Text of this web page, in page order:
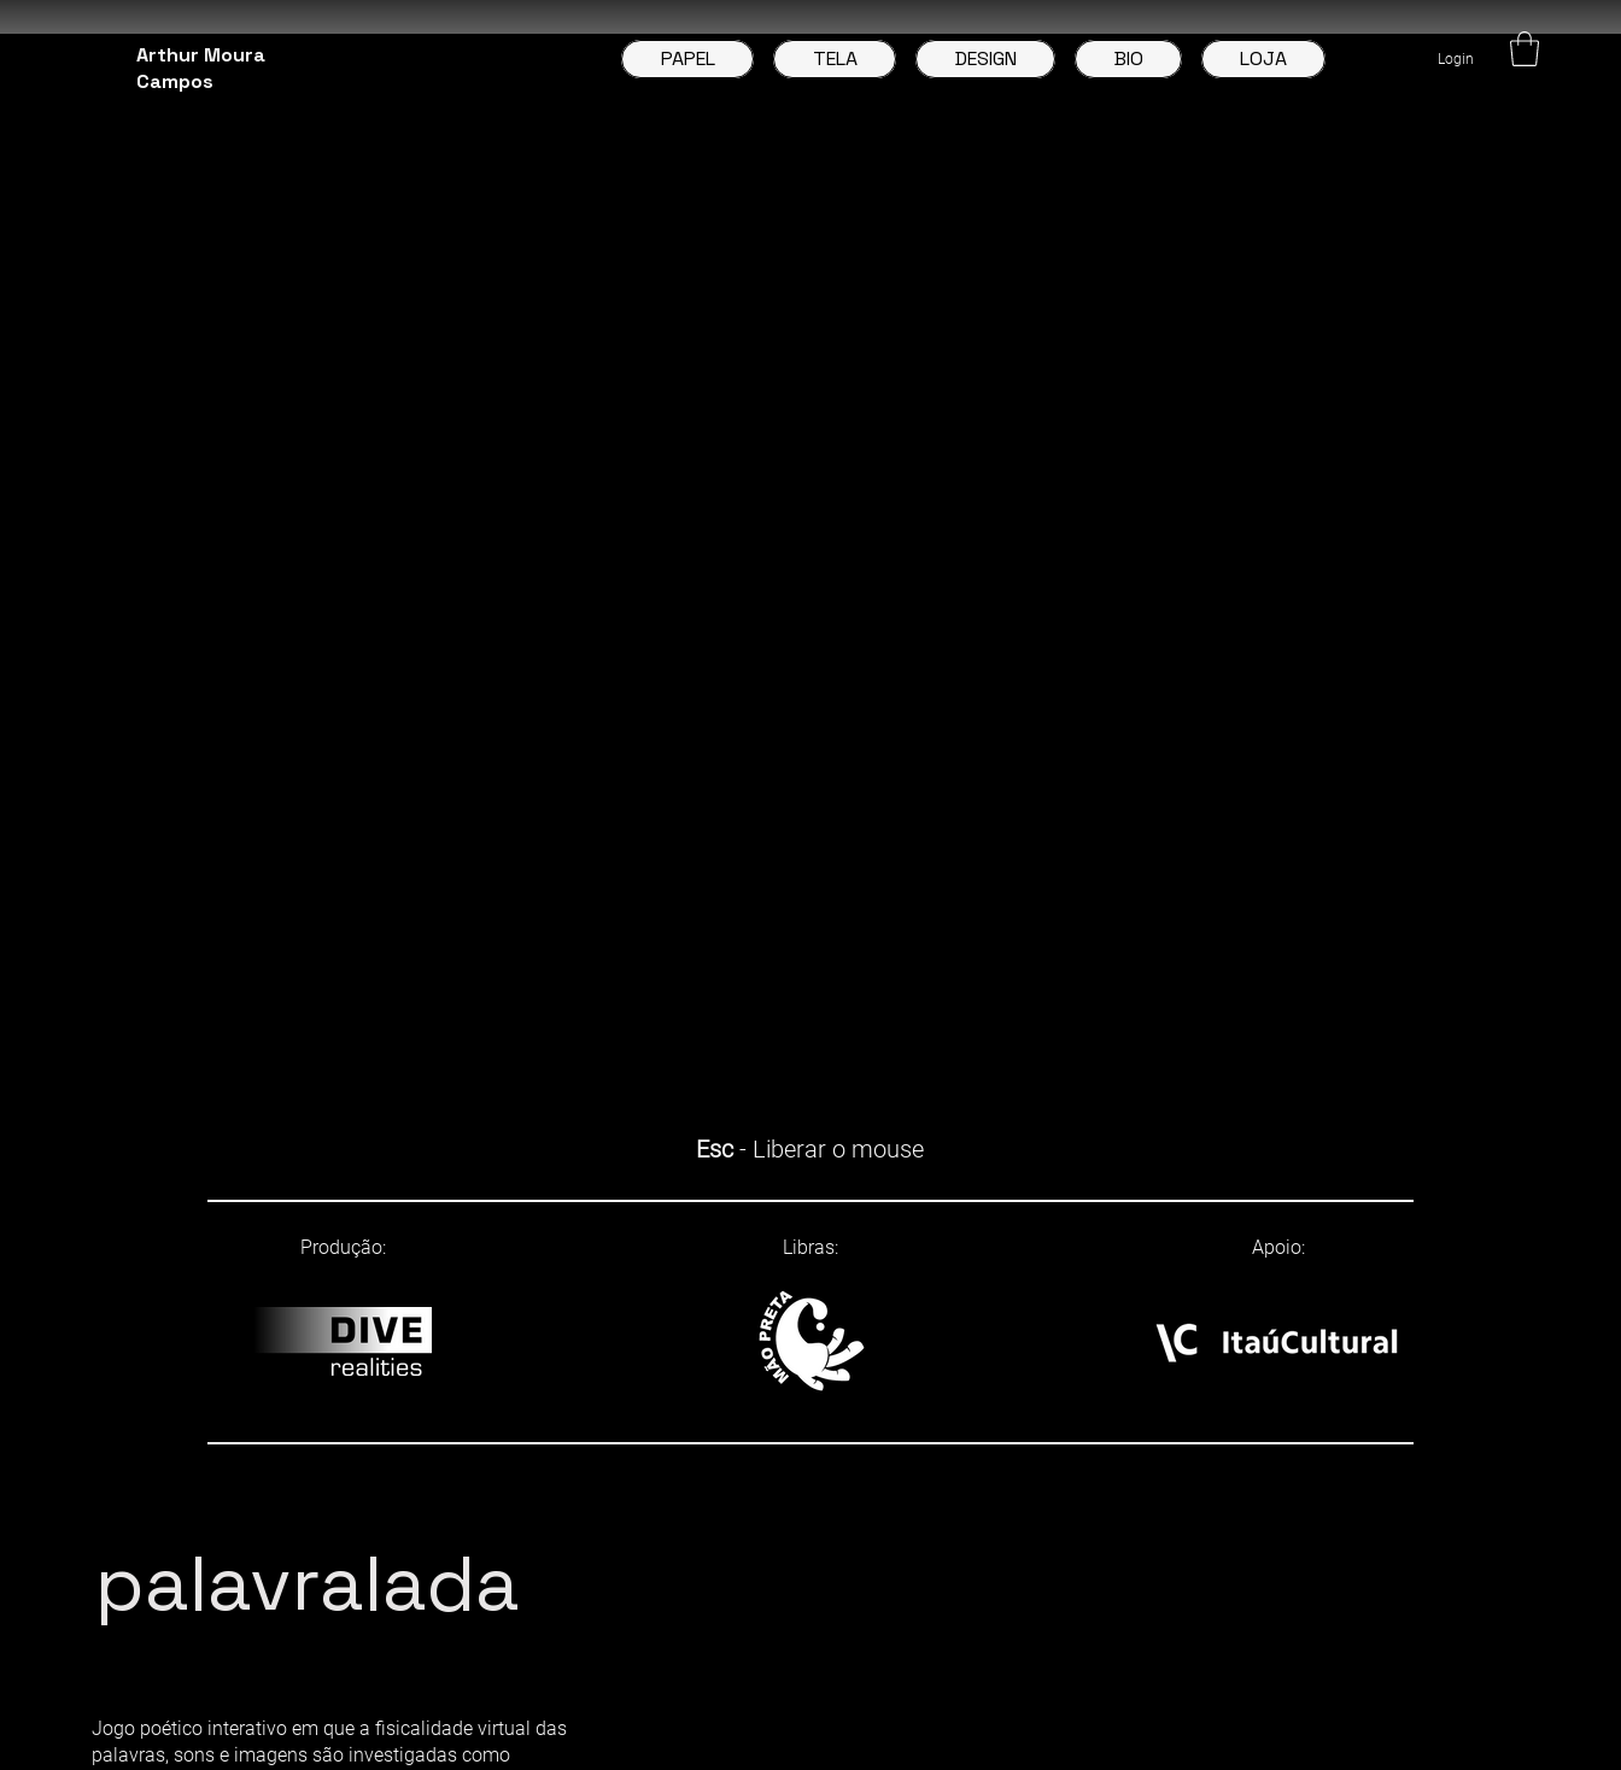
Arthur Moura
Campos
PAPEL TELA DESIGN BIO LOJA Login
Esc- Liberar o mouse
Produção: Libras: Apoio:
palavralada
Jogo poético interativo em que a fisicalidade virtual das
palavras, sons e imagens são investigadas como